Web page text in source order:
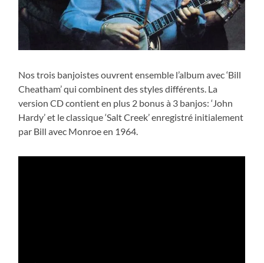
Nos trois banjoistes ouvrent ensemble l’album avec ‘Bill
Cheatham’ qui combinent des styles différents. La
version CD contient en plus 2 bonus à 3 banjos: ‘John
Hardy’ et le classique ‘Salt Creek’ enregistré initialement
par Bill avec Monroe en 1964.